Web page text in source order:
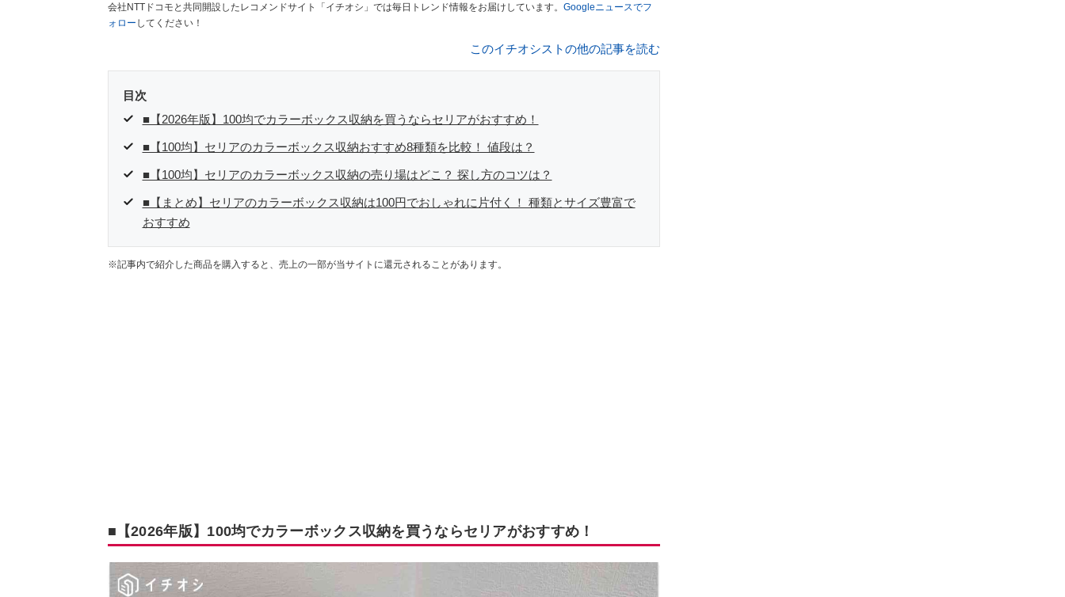
会社NTTドコモと共同開設したレコメンドサイト「イチオシ」では毎日トレンド情報をお届けしています。 Googleニュースでフ
ォロー してください！
このイチオシストの他の記事を読む
目次
■【2026年版】100均でカラーボックス収納を買うならセリアがおすすめ！
■【100均】セリアのカラーボックス収納おすすめ8種類を比較！ 値段は？
■【100均】セリアのカラーボックス収納の売り場はどこ？ 探し方のコツは？
■【まとめ】セリアのカラーボックス収納は100円でおしゃれに片付く！ 種類とサイズ豊富で
おすすめ
※記事内で紹介した商品を購入すると、売上の一部が当サイトに還元されることがあります。
■【2026年版】100均でカラーボックス収納を買うならセリアがおすすめ！